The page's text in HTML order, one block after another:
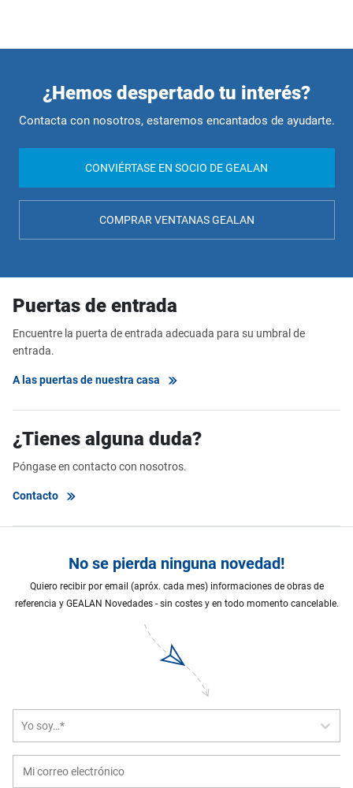
¿Hemos despertado tu interés?
Contacta con nosotros, estaremos encantados de ayudarte.
CONVIÉRTASE EN SOCIO DE GEALAN
COMPRAR VENTANAS GEALAN
Puertas de entrada
Encuentre la puerta de entrada adecuada para su umbral de
entrada.
A las puertas de nuestra casa
¿Tienes alguna duda?
Póngase en contacto con nosotros.
Contacto
No se pierda ninguna novedad!
Quiero recibir por email (apróx. cada mes) informaciones de obras de
referencia y GEALAN Novedades - sin costes y en todo momento cancelable.
Yo soy…*